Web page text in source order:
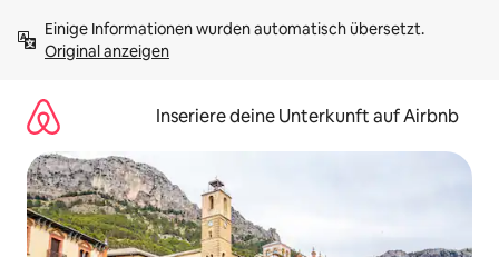
Inhalten
springenOriginal anzeigen
Inseriere deine Unterkunft auf Airbnb